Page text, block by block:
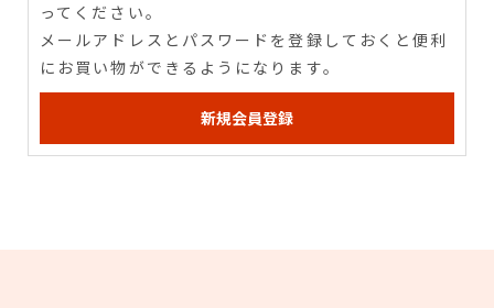
ってください。
メールアドレスとパスワードを登録しておくと便利
にお買い物ができるようになります。